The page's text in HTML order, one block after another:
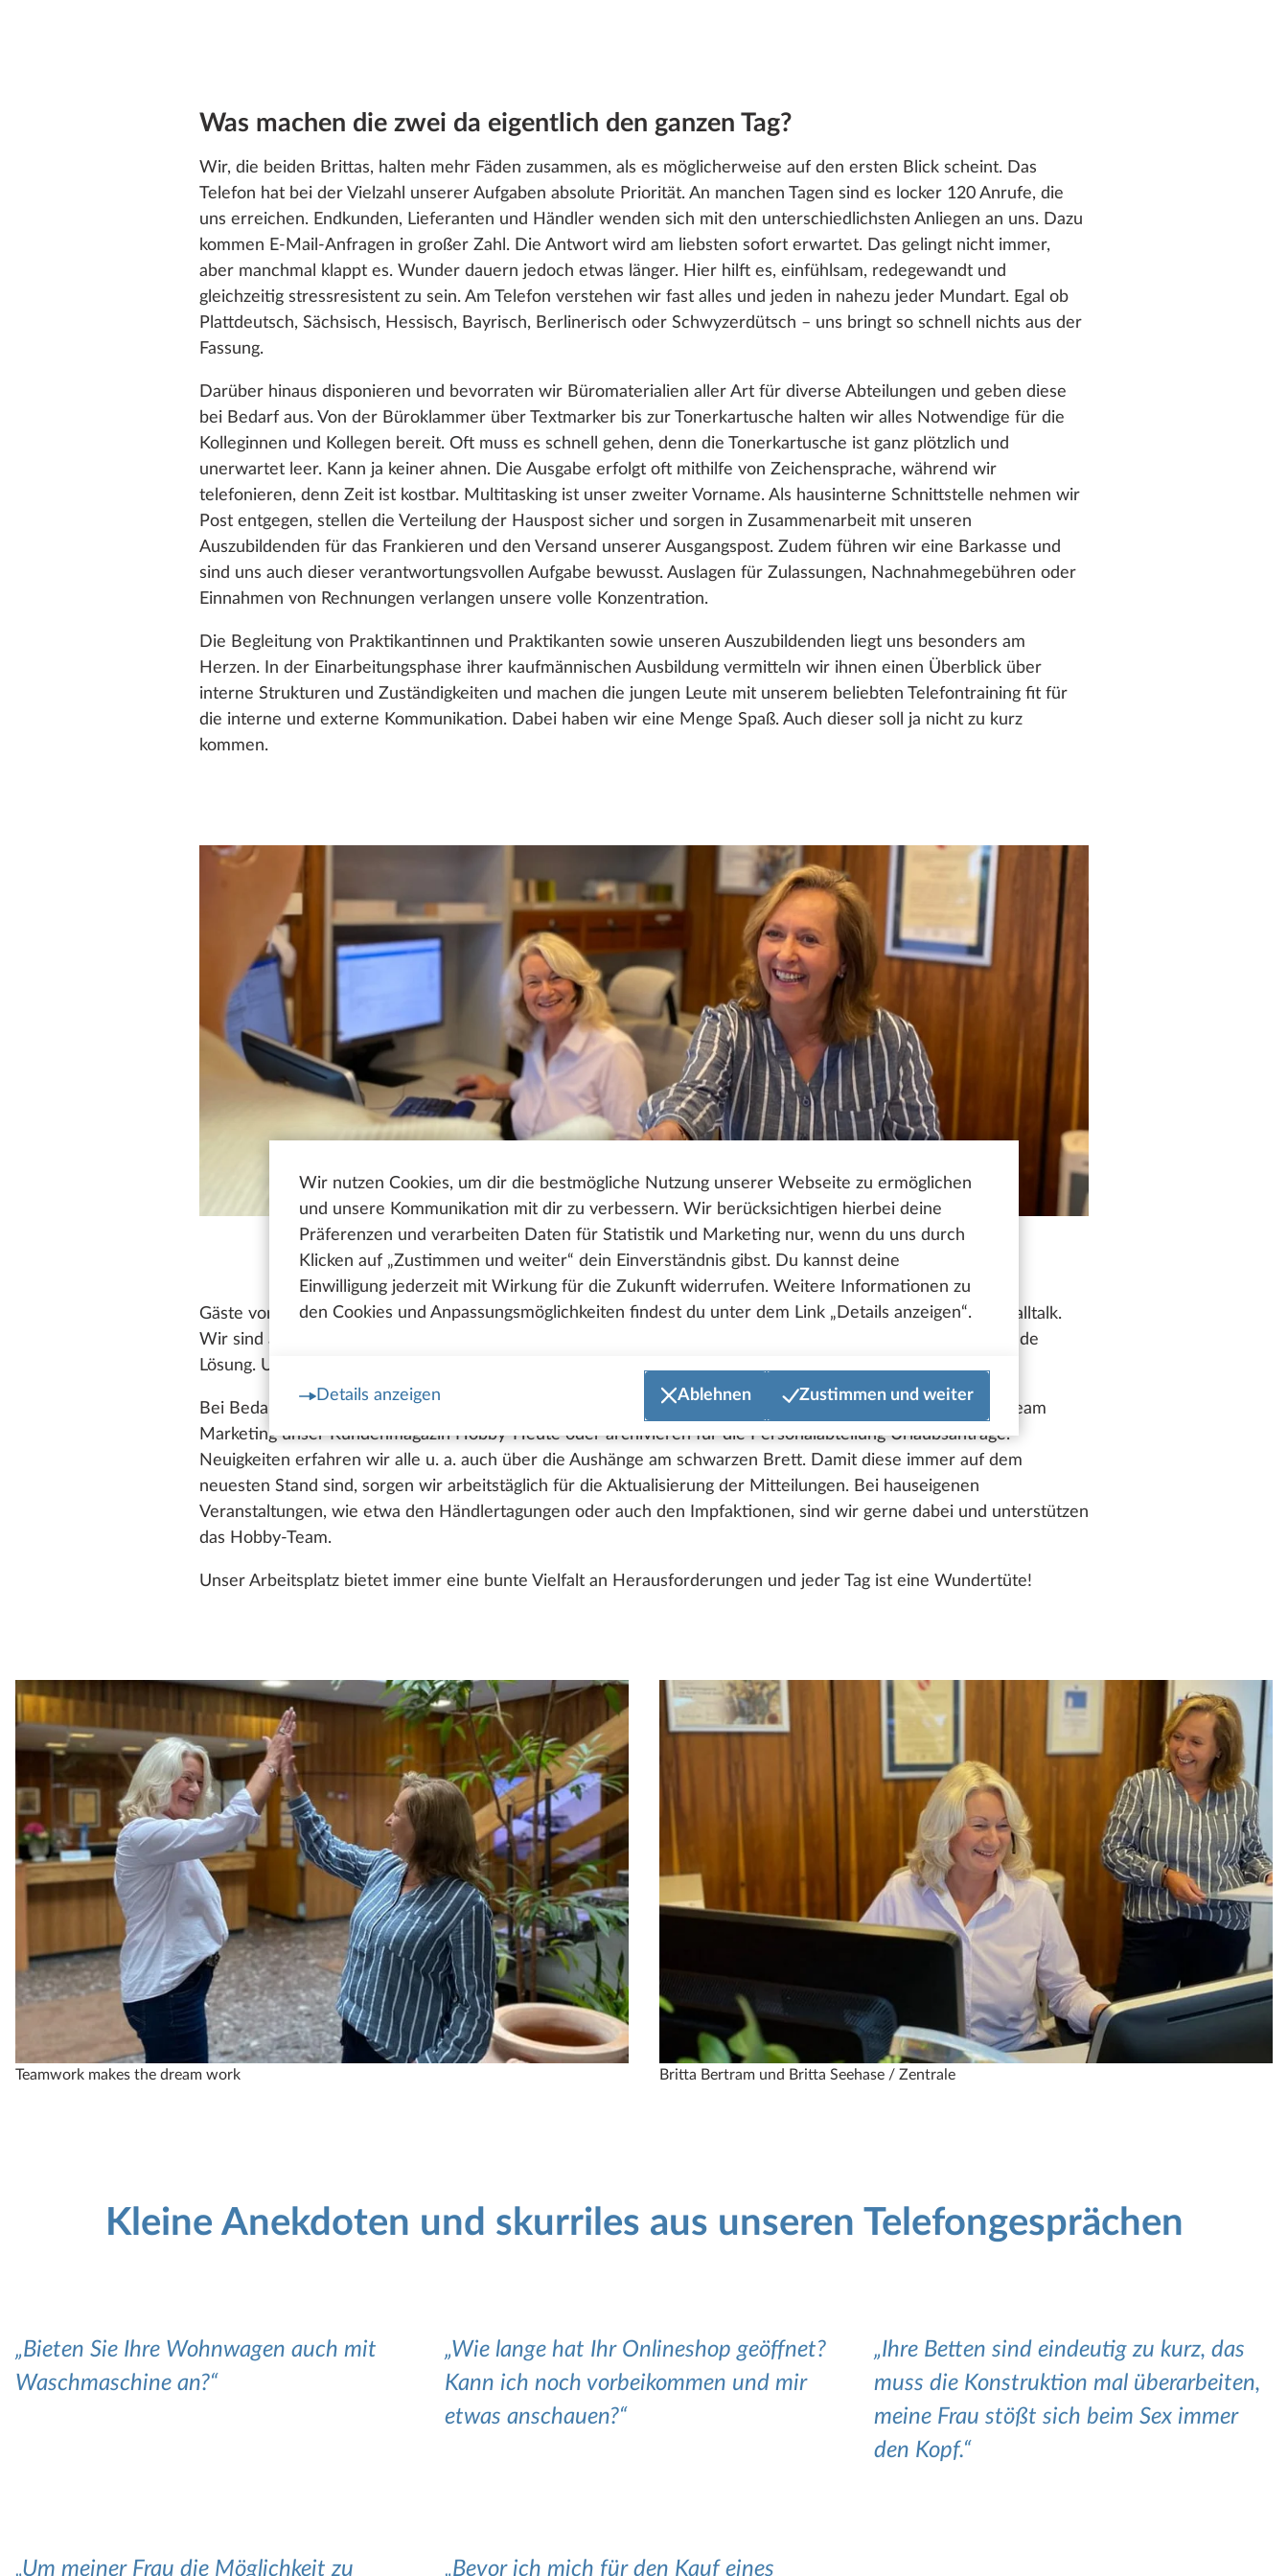
Wir nutzen Cookies, um dir die bestmögliche Nutzung unserer Webseite zu ermöglichen
und unsere Kommunikation mit dir zu verbessern. Wir berücksichtigen hierbei deine
Präferenzen und verarbeiten Daten für Statistik und Marketing nur, wenn du uns durch
Klicken auf „Zustimmen und weiter“ dein Einverständnis gibst. Du kannst deine
Einwilligung jederzeit mit Wirkung für die Zukunft widerrufen. Weitere Informationen zu
den Cookies und Anpassungsmöglichkeiten findest du unter dem Link „Details anzeigen“.
Details anzeigen Ablehnen Zustimmen und weiter
Was machen die zwei da eigentlich den ganzen Tag?
Wir, die beiden Brittas, halten mehr Fäden zusammen, als es möglicherweise auf den ersten Blick scheint. Das
Telefon hat bei der Vielzahl unserer Aufgaben absolute Priorität. An manchen Tagen sind es locker 120 Anrufe, die
uns erreichen. Endkunden, Lieferanten und Händler wenden sich mit den unterschiedlichsten Anliegen an uns. Dazu
kommen E-Mail-Anfragen in großer Zahl. Die Antwort wird am liebsten sofort erwartet. Das gelingt nicht immer,
aber manchmal klappt es. Wunder dauern jedoch etwas länger. Hier hilft es, einfühlsam, redegewandt und
gleichzeitig stressresistent zu sein. Am Telefon verstehen wir fast alles und jeden in nahezu jeder Mundart. Egal ob
Plattdeutsch, Sächsisch, Hessisch, Bayrisch, Berlinerisch oder Schwyzerdütsch – uns bringt so schnell nichts aus der
Fassung.
Darüber hinaus disponieren und bevorraten wir Büromaterialien aller Art für diverse Abteilungen und geben diese
bei Bedarf aus. Von der Büroklammer über Textmarker bis zur Tonerkartusche halten wir alles Notwendige für die
Kolleginnen und Kollegen bereit. Oft muss es schnell gehen, denn die Tonerkartusche ist ganz plötzlich und
unerwartet leer. Kann ja keiner ahnen. Die Ausgabe erfolgt oft mithilfe von Zeichensprache, während wir
telefonieren, denn Zeit ist kostbar. Multitasking ist unser zweiter Vorname. Als hausinterne Schnittstelle nehmen wir
Post entgegen, stellen die Verteilung der Hauspost sicher und sorgen in Zusammenarbeit mit unseren
Auszubildenden für das Frankieren und den Versand unserer Ausgangspost. Zudem führen wir eine Barkasse und
sind uns auch dieser verantwortungsvollen Aufgabe bewusst. Auslagen für Zulassungen, Nachnahmegebühren oder
Einnahmen von Rechnungen verlangen unsere volle Konzentration.
Die Begleitung von Praktikantinnen und Praktikanten sowie unseren Auszubildenden liegt uns besonders am
Herzen. In der Einarbeitungsphase ihrer kaufmännischen Ausbildung vermitteln wir ihnen einen Überblick über
interne Strukturen und Zuständigkeiten und machen die jungen Leute mit unserem beliebten Telefontraining fit für
die interne und externe Kommunikation. Dabei haben wir eine Menge Spaß. Auch dieser soll ja nicht zu kurz
kommen.
Gäste vor Ort versorgen wir mit Kaffee und Tee, Wartezeiten überbrücken wir gern mit einem lockeren Smalltalk.
Wir sind auch Sorgenfresser und Problemlöser, haben stets ein offenes Ohr und meistens auch eine passende
Lösung. Und wenn mal gar nichts mehr geht, hilft ein Stück Schokolade aus unserer Naschibox.
Bei Bedarf greifen wir auch gerne anderen Abteilungen unter die Arme, versenden beispielsweise für das Team
Marketing unser Kundenmagazin Hobby-Heute oder archivieren für die Personalabteilung Urlaubsanträge.
Neuigkeiten erfahren wir alle u. a. auch über die Aushänge am schwarzen Brett. Damit diese immer auf dem
neuesten Stand sind, sorgen wir arbeitstäglich für die Aktualisierung der Mitteilungen. Bei hauseigenen
Veranstaltungen, wie etwa den Händlertagungen oder auch den Impfaktionen, sind wir gerne dabei und unterstützen
das Hobby-Team.
Unser Arbeitsplatz bietet immer eine bunte Vielfalt an Herausforderungen und jeder Tag ist eine Wundertüte!
Teamwork makes the dream work Britta Bertram und Britta Seehase / Zentrale
Kleine Anekdoten und skurriles aus unseren Telefongesprächen
Bieten Sie Ihre Wohnwagen auch mit
Waschmaschine an?
Wie lange hat Ihr Onlineshop geöffnet?
Kann ich noch vorbeikommen und mir
etwas anschauen?
Ihre Betten sind eindeutig zu kurz, das
muss die Konstruktion mal überarbeiten,
meine Frau stößt sich beim Sex immer
den Kopf.
Um meiner Frau die Möglichkeit zu Bevor ich mich für den Kauf eines